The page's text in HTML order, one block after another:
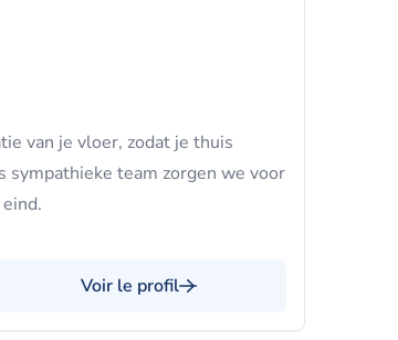
van je vloer, zodat je thuis
team zorgen we voor
Voir le profil